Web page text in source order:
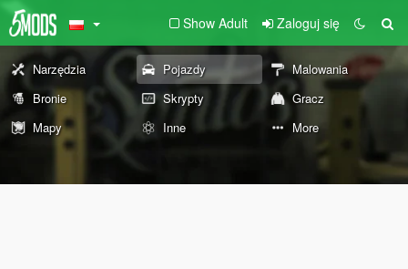
Show Adult Zaloguj się
Narzędzia Pojazdy
Malowania
Bronie
Skrypty
Gracz
Mapy
Inne More